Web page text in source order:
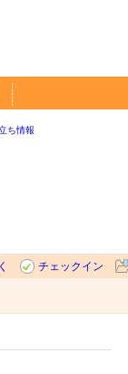
ち情報
チェックイン